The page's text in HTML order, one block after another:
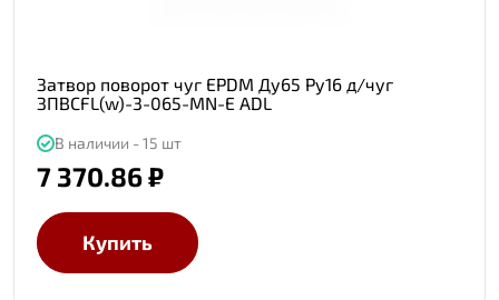
Затвор поворот чуг EPDM Ду65 Ру16 д/чуг
ЗПВСFL(w)-3-065-MN-Е ADL
В наличии - 15 шт
7 370.86 ₽
Купить